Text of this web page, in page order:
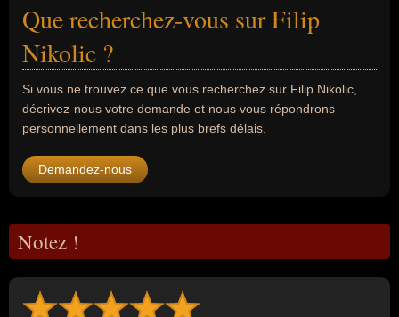
Que recherchez-vous sur Filip
Nikolic ?
Si vous ne trouvez ce que vous recherchez sur Filip Nikolic,
décrivez-nous votre demande et nous vous répondrons
personnellement dans les plus brefs délais.
Demandez-nous
Notez !